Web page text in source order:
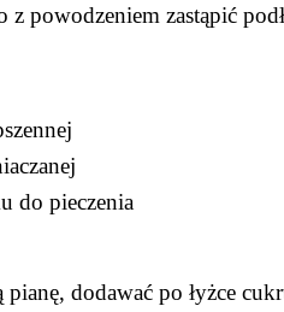
powodzeniem zastąpić
do pieczenia
pianę, dodawać po łyżce